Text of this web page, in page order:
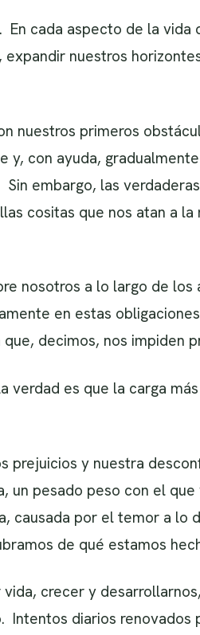
cada aspecto de la vida
nuestros
nuestros primeros
con ayuda,
embargo, las
cositas que nos atan a
nosotros a lo largo de los
en estas
decimos, nos impiden
verdad es que la carga
y nuestra
pesado peso con el
causada por el temor a lo
de qué estamos
crecer y
diarios renovados